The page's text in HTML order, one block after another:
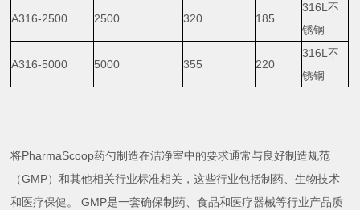
A316-2500 2500 320 185
316L不
锈钢
A316-5000 5000 355 220
316L不
锈钢
将PharmaScoop药勺制造在洁净室中的要求通常与良好制造规范
（GMP）和其他相关行业标准相关，这些行业包括制药、生物技术
和医疗保健。
GMP是一套确保制药、食品和医疗器械等行业产品质